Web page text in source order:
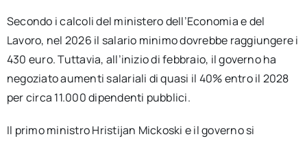
Secondo i calcoli del ministero dell’Economia e del
Lavoro, nel 2026 il salario minimo dovrebbe raggiungere i
430 euro. Tuttavia, all’inizio di febbraio, il governo ha
negoziato aumenti salariali di quasi il 40% entro il 2028
per circa 11.000 dipendenti pubblici.
Il primo ministro Hristijan Mickoski e il governo si